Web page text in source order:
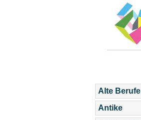
Alte Berufe
Antike